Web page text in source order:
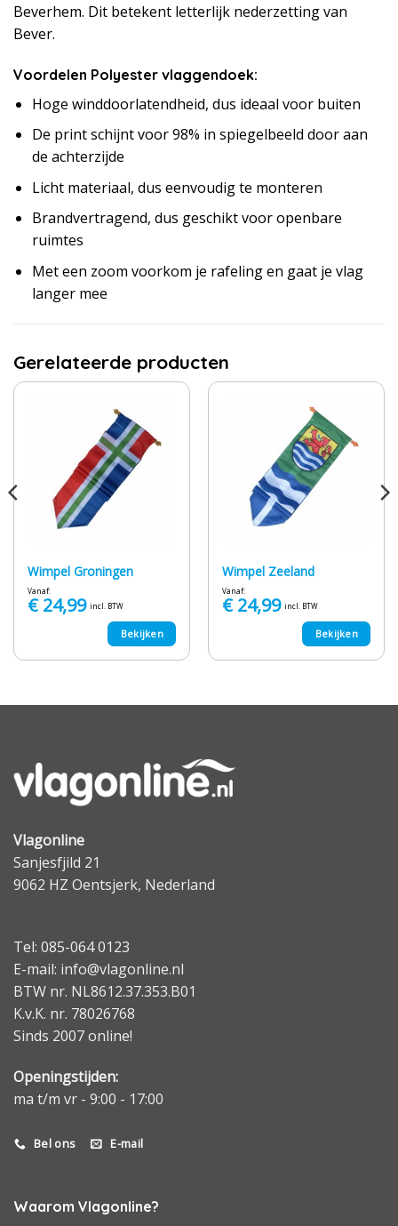
Beverhem. Dit betekent letterlijk nederzetting van
Bever.
Voordelen Polyester vlaggendoek:
Hoge winddoorlatendheid, dus ideaal voor buiten
De print schijnt voor 98% in spiegelbeeld door aan
de achterzijde
Licht materiaal, dus eenvoudig te monteren
Brandvertragend, dus geschikt voor openbare
ruimtes
Met een zoom voorkom je rafeling en gaat je vlag
langer mee
Gerelateerde producten
Wimpel Groningen
Vanaf:
€24,99 incl. BTW
Bekijken
Wimpel Zeeland
Vanaf:
€24,99 incl. BTW
Bekijken
Vlagonline
Sanjesfjild 21
9062 HZ Oentsjerk, Nederland
Tel: 085-064 0123
E-mail: info@vlagonline.nl
BTW nr. NL8612.37.353.B01
K.v.K. nr. 78026768
Sinds 2007 online!
Openingstijden:
ma t/m vr - 9:00 - 17:00
Bel ons E-mail
Waarom Vlagonline?